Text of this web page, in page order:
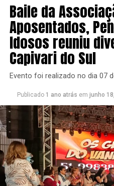
Baile da
Aposentados,
Idosos reuniu
Capivari do Sul
Evento foi realizado no dia 07
Publicado 1 ano atrás em junho